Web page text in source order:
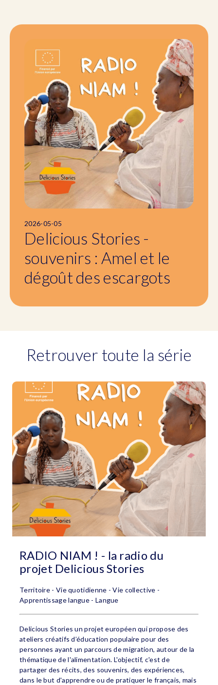
2026-05-05
Delicious Stories -
souvenirs : Amel et le
dégoût des escargots
Retrouver toute la série
RADIO NIAM ! - la radio du
projet Delicious Stories
Territoire - Vie quotidienne - Vie collective -
Apprentissage langue - Langue
Delicious Stories un projet européen qui propose des
ateliers créatifs d’éducation populaire pour des
personnes ayant un parcours de migration, autour de la
thématique de l'alimentation. L'objectif, c'est de
partager des récits, des souvenirs, des expériences,
dans le but d'apprendre ou de pratiquer le français, mais